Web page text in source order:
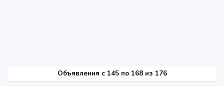
Объявления c 145 по 168 из 176